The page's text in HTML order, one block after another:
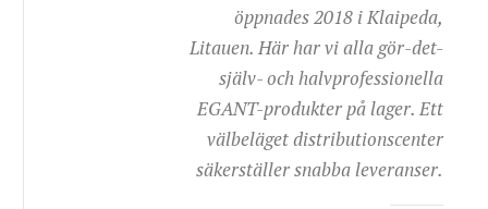
öppnades 2018 i Klaipeda,
Litauen. Här har vi alla gör-det-
själv- och halvprofessionella
EGANT-produkter på lager. Ett
välbeläget distributionscenter
säkerställer snabba leveranser.